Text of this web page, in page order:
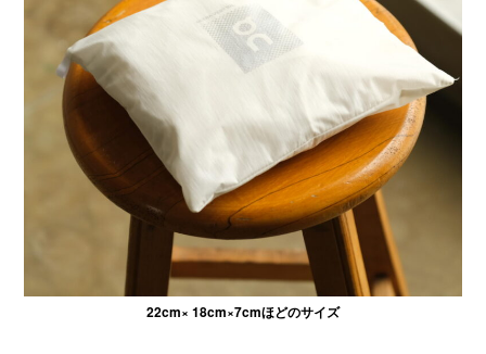
22cm× 18cm×7cmほどのサイズ